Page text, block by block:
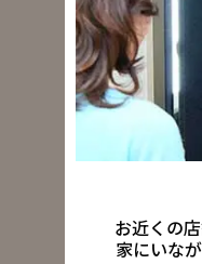
お近くの
家にいな